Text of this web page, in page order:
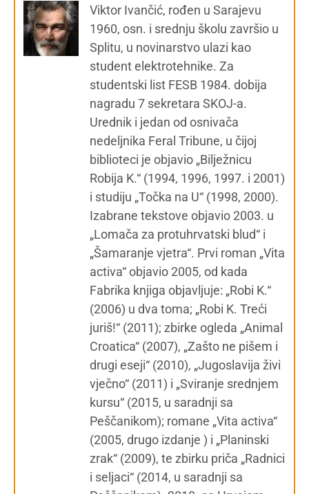
Viktor Ivančić, rođen u Sarajevu
1960, osn. i srednju školu završio u
Splitu, u novinarstvo ulazi kao
student elektrotehnike. Za
studentski list FESB 1984. dobija
nagradu 7 sekretara SKOJ-a.
Urednik i jedan od osnivača
nedeljnika Feral Tribune, u čijoj
biblioteci je objavio „Bilježnicu
Robija K.“ (1994, 1996, 1997. i 2001)
i studiju „Točka na U“ (1998, 2000).
Izabrane tekstove objavio 2003. u
„Lomača za protuhrvatski blud“ i
„Šamaranje vjetra“. Prvi roman „Vita
activa“ objavio 2005, od kada
Fabrika knjiga objavljuje: „Robi K.“
(2006) u dva toma; „Robi K. Treći
juriš!“ (2011); zbirke ogleda „Animal
Croatica“ (2007), „Zašto ne pišem i
drugi eseji“ (2010), „Jugoslavija živi
vječno“ (2011) i „Sviranje srednjem
kursu“ (2015, u saradnji sa
Peščanikom); romane „Vita activa“
(2005, drugo izdanje ) i „Planinski
zrak“ (2009), te zbirku priča „Radnici
i seljaci“ (2014, u saradnji sa